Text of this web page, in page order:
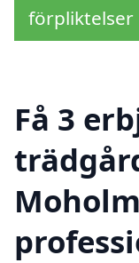
förpliktelser
Få 3